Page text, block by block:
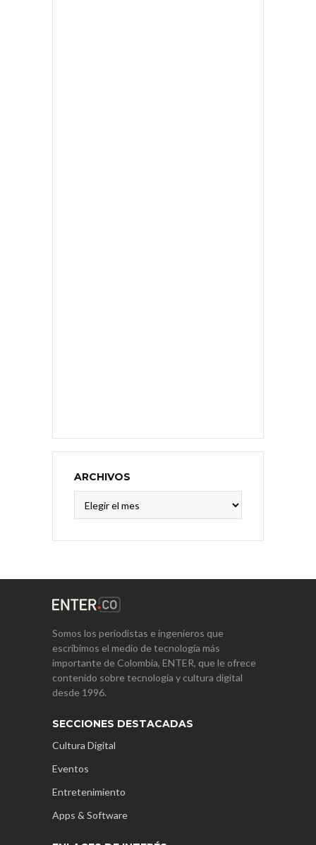
ARCHIVOS
Somos los periodistas e ingenieros que
escribimos el medio de tecnología más
importante de Colombia, ENTER, que le ofrece
contenido sobre tecnología y cultura digital
desde 1996.
SECCIONES DESTACADAS
Cultura Digital
Eventos
Entretenimiento
Apps & Software